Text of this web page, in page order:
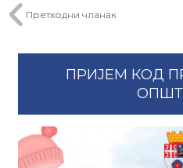
Претходни чланак
ПРИЈЕМ КОД